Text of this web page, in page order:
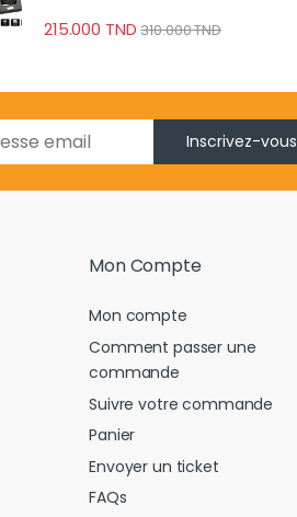
215.000 TND 310.000TND
Inscrivez-vous
Mon Compte
Mon compte
Comment passer une
commande
Suivre votre commande
Panier
Envoyer un ticket
FAQs